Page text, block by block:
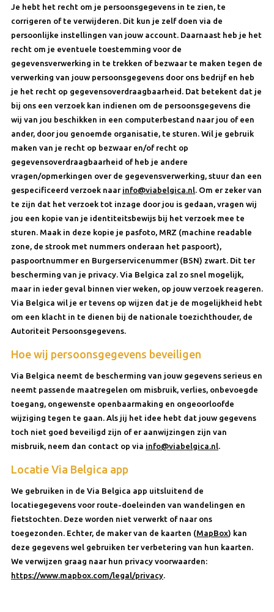
Je hebt het recht om je persoonsgegevens in te zien, te
corrigeren of te verwijderen. Dit kun je zelf doen via de
persoonlijke instellingen van jouw account. Daarnaast heb je het
recht om je eventuele toestemming voor de
gegevensverwerking in te trekken of bezwaar te maken tegen de
verwerking van jouw persoonsgegevens door ons bedrijf en heb
je het recht op gegevensoverdraagbaarheid. Dat betekent dat je
bij ons een verzoek kan indienen om de persoonsgegevens die
wij van jou beschikken in een computerbestand naar jou of een
ander, door jou genoemde organisatie, te sturen. Wil je gebruik
maken van je recht op bezwaar en/of recht op
gegevensoverdraagbaarheid of heb je andere
vragen/opmerkingen over de gegevensverwerking, stuur dan een
gespecificeerd verzoek naar info@viabelgica.nl. Om er zeker van
te zijn dat het verzoek tot inzage door jou is gedaan, vragen wij
jou een kopie van je identiteitsbewijs bij het verzoek mee te
sturen. Maak in deze kopie je pasfoto, MRZ (machine readable
zone, de strook met nummers onderaan het paspoort),
paspoortnummer en Burgerservicenummer (BSN) zwart. Dit ter
bescherming van je privacy. Via Belgica zal zo snel mogelijk,
maar in ieder geval binnen vier weken, op jouw verzoek reageren.
Via Belgica wil je er tevens op wijzen dat je de mogelijkheid hebt
om een klacht in te dienen bij de nationale toezichthouder, de
Autoriteit Persoonsgegevens.
Hoe wij persoonsgegevens beveiligen
Via Belgica neemt de bescherming van jouw gegevens serieus en
neemt passende maatregelen om misbruik, verlies, onbevoegde
toegang, ongewenste openbaarmaking en ongeoorloofde
wijziging tegen te gaan. Als jij het idee hebt dat jouw gegevens
toch niet goed beveiligd zijn of er aanwijzingen zijn van
misbruik, neem dan contact op via info@viabelgica.nl.
Locatie Via Belgica app
We gebruiken in de Via Belgica app uitsluitend de
locatiegegevens voor route-doeleinden van wandelingen en
fietstochten. Deze worden niet verwerkt of naar ons
toegezonden. Echter, de maker van de kaarten (MapBox) kan
deze gegevens wel gebruiken ter verbetering van hun kaarten.
We verwijzen graag naar hun privacy voorwaarden:
https://www.mapbox.com/legal/privacy.